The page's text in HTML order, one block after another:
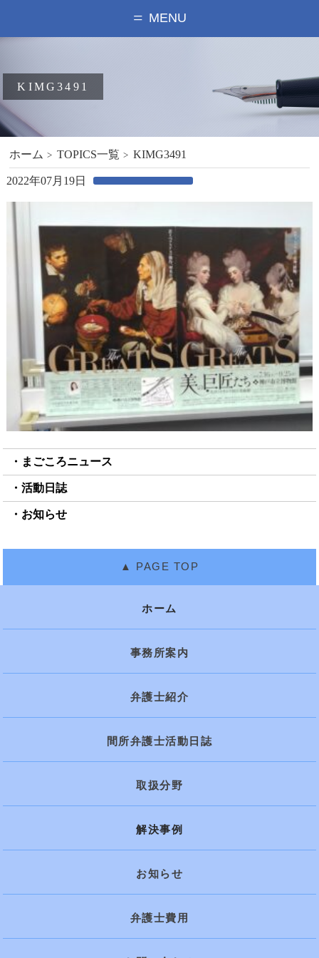
MENU
KIMG3491
ホーム TOPICS一覧 KIMG3491
2022年07月19日
まごころニュース
活動日誌
お知らせ
ホーム
事務所案内
弁護士紹介
間所弁護士活動日誌
取扱分野
解決事例
お知らせ
弁護士費用